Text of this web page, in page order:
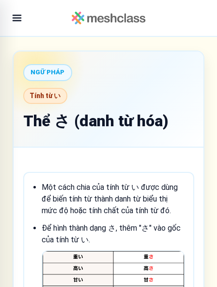
NGỮ PHÁP
Tính từ い
Thể さ (danh từ hóa)
Một cách chia của tính từ い được dùng
để biến tính từ thành danh từ biểu thị
mức độ hoặc tính chất của tính từ đó.
Để hình thành dạng さ, thêm "さ" vào gốc
của tính từ い.